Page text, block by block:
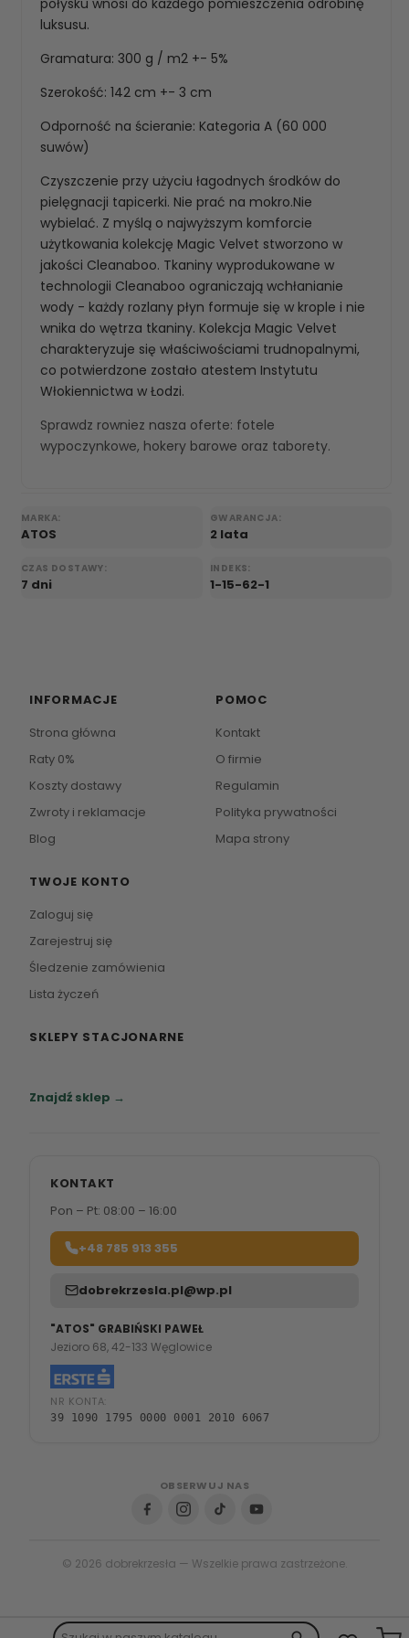
luksusu.
Gramatura: 300 g / m2 +- 5%
Szerokość: 142 cm +- 3 cm
Odporność na ścieranie: Kategoria A (60 000
suwów)
Czyszczenie przy użyciu łagodnych środków do
pielęgnacji tapicerki. Nie prać na mokro.Nie
wybielać. Z myślą o najwyższym komforcie
użytkowania kolekcję Magic Velvet stworzono w
jakości Cleanaboo. Tkaniny wyprodukowane w
technologii Cleanaboo ograniczają wchłanianie
wody - każdy rozlany płyn formuje się w krople i nie
wnika do wętrza tkaniny. Kolekcja Magic Velvet
charakteryzuje się właściwościami trudnopalnymi,
co potwierdzone zostało atestem Instytutu
Włokiennictwa w Łodzi.
Sprawdz rowniez nasza oferte: fotele
wypoczynkowe, hokery barowe oraz taborety.
MARKA:
ATOS
GWARANCJA:
2 lata
CZAS DOSTAWY:
7 dni
INDEKS:
1-15-62-1
INFORMACJE
Strona główna
Raty 0%
Koszty dostawy
Zwroty i reklamacje
Blog
POMOC
Kontakt
O firmie
Regulamin
Polityka prywatności
Mapa strony
TWOJE KONTO
Zaloguj się
Zarejestruj się
Śledzenie zamówienia
Lista życzeń
SKLEPY STACJONARNE
Znajdź sklep →
KONTAKT
Pon – Pt: 08:00 – 16:00
+48 785 913 355
dobrekrzesla.pl@wp.pl
"ATOS" GRABIŃSKI PAWEŁ
Jezioro 68, 42-133 Węglowice
NR KONTA:
39 1090 1795 0000 0001 2010 6067
OBSERWUJ NAS
© 2026 dobrekrzesła — Wszelkie prawa zastrzeżone.